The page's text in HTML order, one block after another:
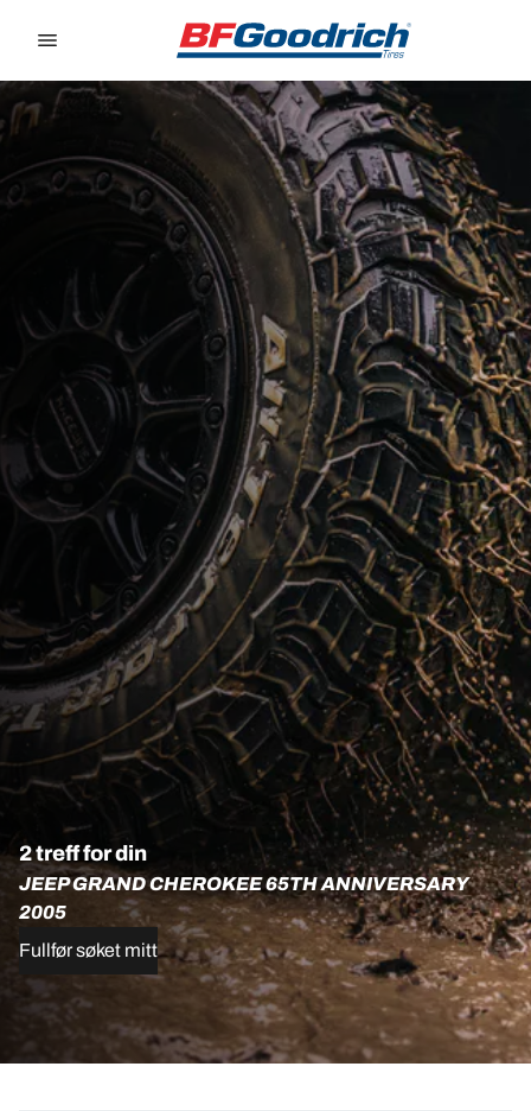
2 treff for din
JEEP GRAND CHEROKEE 65TH ANNIVERSARY
2005
Fullfør søket mitt